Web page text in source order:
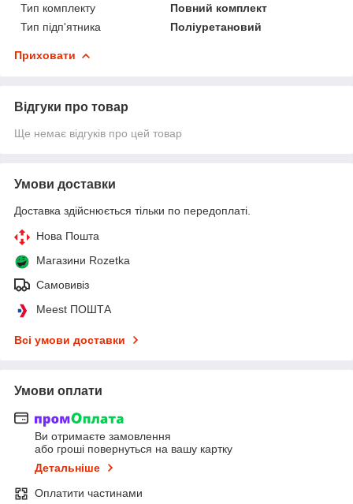
Тип комплекту
Повний комплект
Тип підп'ятника
Поліуретановий
Приховати
Відгуки про товар
Ще немає відгуків про цей товар
Умови доставки
Доставка здійснюється тільки по передоплаті.
Нова Пошта
Магазини Rozetka
Самовивіз
Meest ПОШТА
Всі умови доставки
Умови оплати
Ви отримаєте замовлення
або гроші повернуться на вашу картку
Детальніше
Оплатити частинами